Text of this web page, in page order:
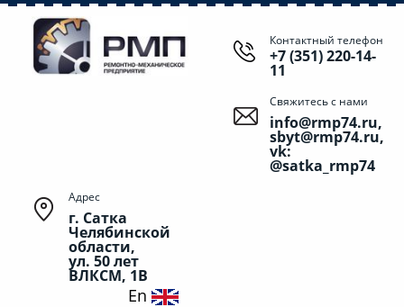
Контактный телефон
+7 (351) 220-14-
11
Свяжитесь с нами
info@rmp74.ru,
sbyt@rmp74.ru,
vk:
@satka_rmp74
Адрес
г. Сатка
Челябинской
области,
ул. 50 лет
ВЛКСМ, 1В
En